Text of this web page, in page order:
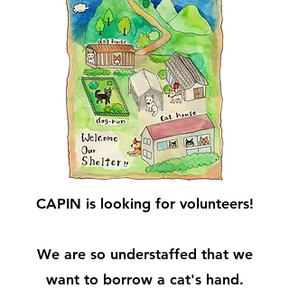
CAPIN is looking for volunteers!
We are so understaffed that we
want to borrow a cat's hand.